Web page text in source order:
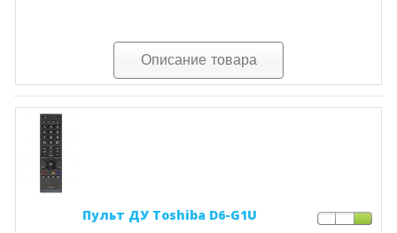
Описание товара
Пульт ДУ Toshiba D6-G1U